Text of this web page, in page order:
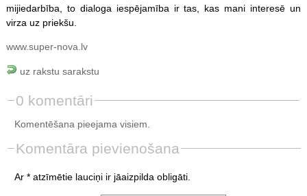
mijiedarbība, to dialoga iespējamība ir tas, kas mani interesē un
virza uz priekšu.
www.super-nova.lv
uz rakstu sarakstu
0 komentāri
Komentēšana pieejama visiem.
Komentāra pievienošana
Ar * atzīmētie lauciņi ir jāaizpilda obligāti.